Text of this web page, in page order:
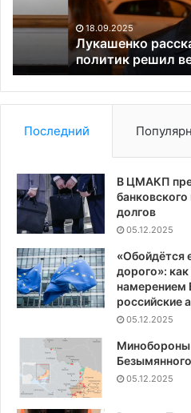
в
18.09.2025
Лукашенко рассказал,
политик решил
Последний
В ЦМАКП
банковского
долгов
05.12.2025
«Обойдётся
дорого»: как
намерением
российские
05.12.2025
Минобороны
05.12.2025